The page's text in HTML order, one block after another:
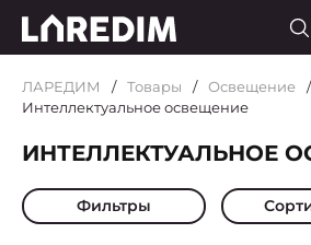
ЛАРЕДИМ Товары
Освещение
Интеллектуальное освещение
ИНТЕЛЛЕКТУАЛЬНОЕ
Фильтры